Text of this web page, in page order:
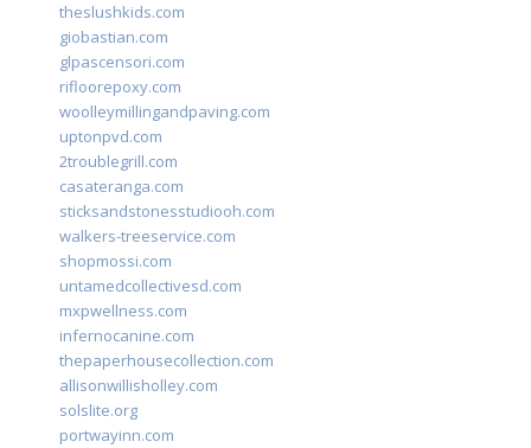
theslushkids.com
giobastian.com
glpascensori.com
rifloorepoxy.com
woolleymillingandpaving.com
uptonpvd.com
2troublegrill.com
casateranga.com
sticksandstonesstudiooh.com
walkers-treeservice.com
shopmossi.com
untamedcollectivesd.com
mxpwellness.com
infernocanine.com
thepaperhousecollection.com
allisonwillisholley.com
solslite.org
portwayinn.com